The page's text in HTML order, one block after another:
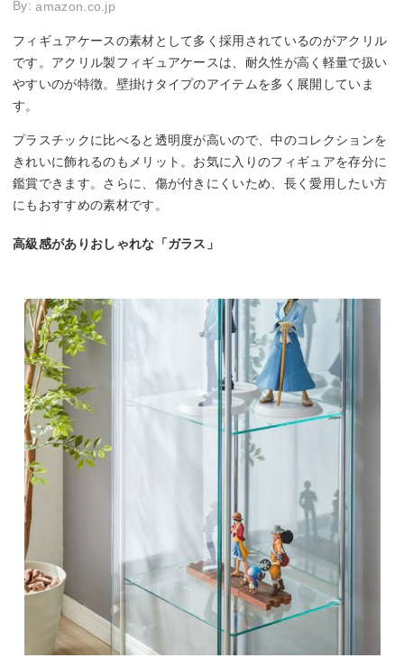
By:amazon.co.jp
フィギュアケースの素材として多く採用されているのがアクリル
です。アクリル製フィギュアケースは、耐久性が高く軽量で扱い
やすいのが特徴。壁掛けタイプのアイテムを多く展開していま
す。
プラスチックに比べると透明度が高いので、中のコレクションを
きれいに飾れるのもメリット。お気に入りのフィギュアを存分に
鑑賞できます。さらに、傷が付きにくいため、長く愛用したい方
にもおすすめの素材です。
高級感がありおしゃれな「ガラス」